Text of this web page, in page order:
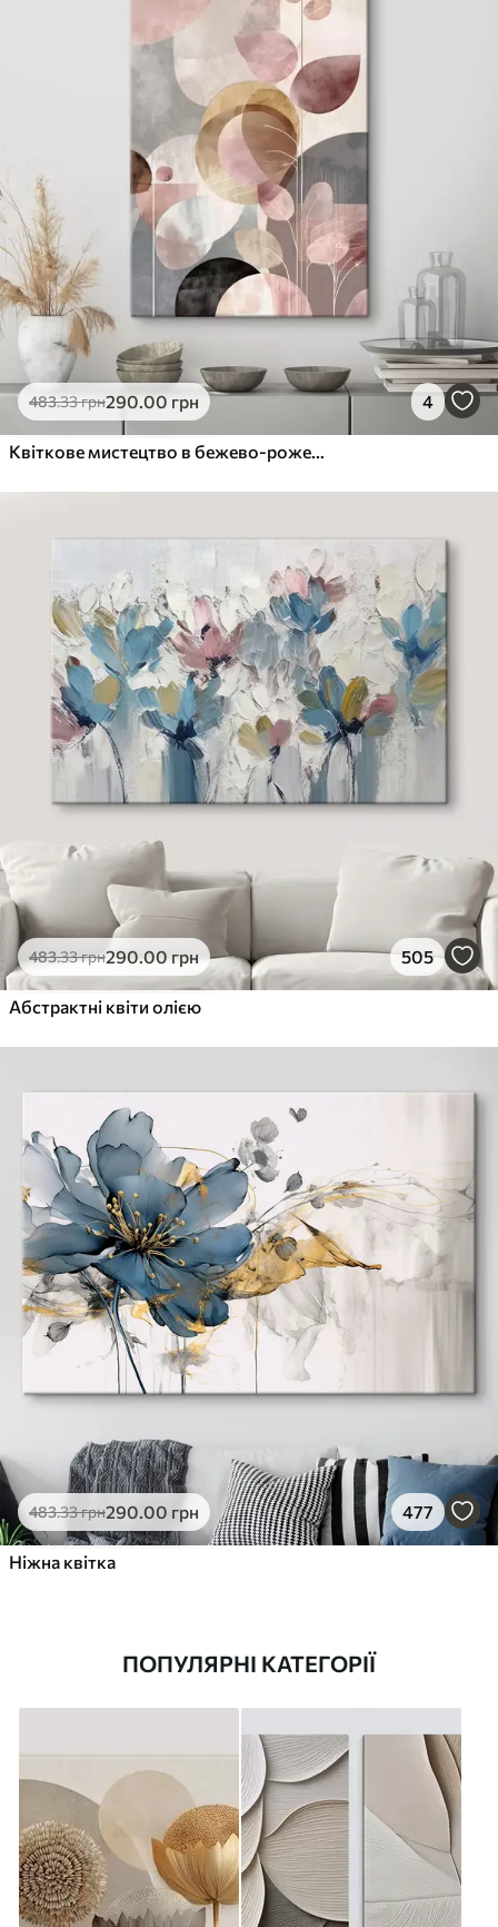
483.33грн290.00 грн 4
Квіткове мистецтво в бежево-рожевих тонах у мінімалістичному стилі
483.33грн290.00грн 505
Абстрактні квіти олією
483.33грн290.00 грн 477
Ніжна квітка
ПОПУЛЯРНІ КАТЕГОРІЇ